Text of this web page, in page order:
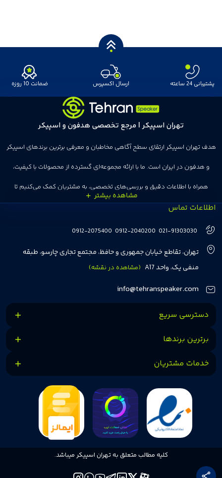
پشتیبانی 24 ساعته ارسال اکسپرس ضمانت 10 روزه
تهران اسپیکر | مرجع تخصصی هدفون و اسپیکر
هدف تهران اسپیکر ارتقای سطح آگاهی مخاطبان و معرفی برترین برندهای اسپیکر
و هدفون در ایران است. ما با ارائه مجموعه‌ای گسترده از محصولات با کیفیت،
همراه با اطلاعات دقیق و بررسی‌های تخصصی، به مشتریان کمک می‌کنیم تا
انتخاب‌های درست و هوشمندانه‌ای داشته باشند. تهران اسپیکر با تجربه‌ای بیش از
هفت سال در این زمینه، بر ایجاد تجربه خریدی آسان، سریع و مطمئن تمرکز دارد تا
مشتریان بتوانند با خیالی آسوده از انتخاب خود لذت ببرند. ما به رضایت و اعتماد
مشتریان اهمیت می‌دهیم و همواره در تلاشیم تا بهترین‌ها را برای آن‌ها فراهم
کنیم.
اطلاعات تماس
021-91303030
0912-2040200
0912-2075400
تهران، تقاطع خیابان جمهوری و حافظ، مجتمع تجاری چارسو، طبقه
منفی یک، واحد A17
(مشاهده در نقشه)
info@tehranspeaker.com
دسترسی سریع
برترین برندها
خدمات مشتریان
کلیه مطالب متعلق به تهران اسپیکر میباشد.